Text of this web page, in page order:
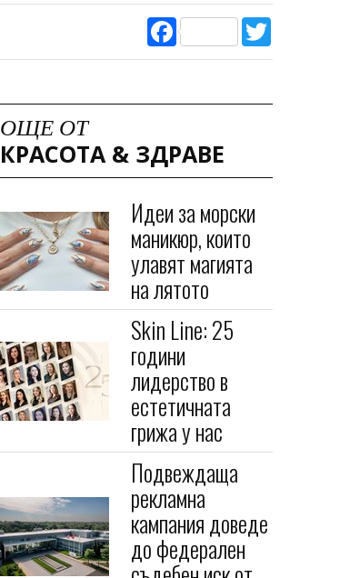
Facebook
ОЩЕ ОТ
КРАСОТА & ЗДРАВЕ
Идеи за морски
маникюр, които
улавят магията
на лятото
Skin Line: 25
години
лидерство в
естетичната
грижа у нас
Подвеждаща
рекламна
кампания доведе
до федерален